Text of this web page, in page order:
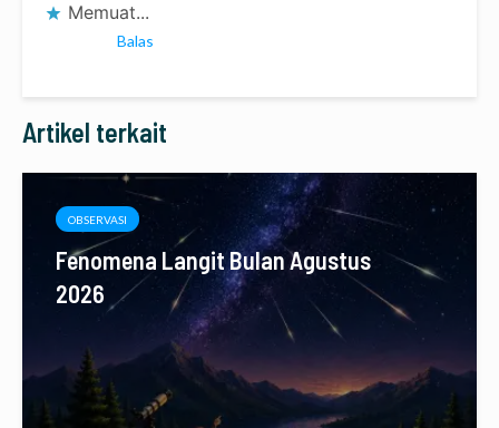
Memuat...
Balas
Artikel terkait
OBSERVASI
Fenomena Langit Bulan Agustus
2026